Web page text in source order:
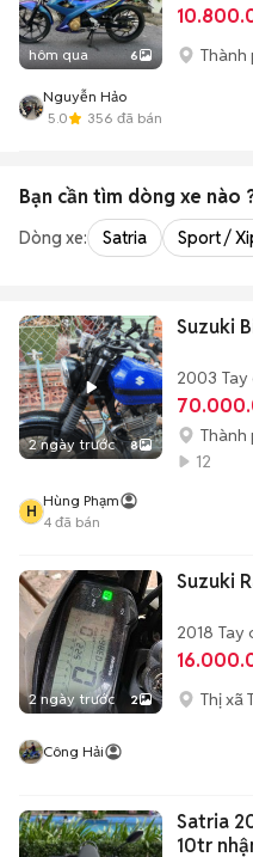
hôm qua 6 Thành
Nguyễn Hảo
5.0
356 đã bán
Bạn cần tìm dòng xe nào
Dòng xe: Satria Sport /
2 ngày trước 8
Suzuki
2003
Thành
12
H
Hùng Phạm
4 đã bán
2 ngày trước 2
Suzuki
2018 Tay
Thị xã
Công Hải
Satria
10tr